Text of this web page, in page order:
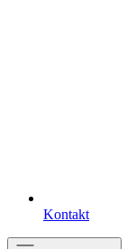
Kontakt